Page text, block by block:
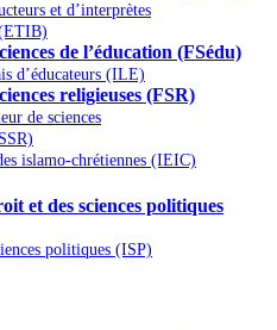
et d’interprètes
de l’éducation (FSédu)
d’éducateurs (ILE)
religieuses (FSR)
de sciences
islamo-chrétiennes (IEIC)
et des sciences politiques
politiques (ISP)